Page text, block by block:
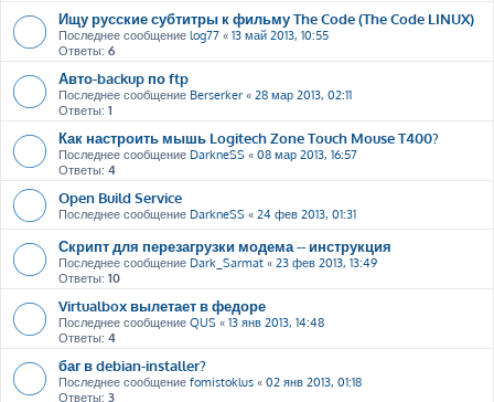
Ищу русские субтитры к фильму The Code (The Code LINUX)
Последнее сообщение log77 « 13 май 2013, 10:55
Ответы: 6
Авто-backup по ftp
Последнее сообщение Berserker « 28 мар 2013, 02:11
Ответы: 1
Как настроить мышь Logitech Zone Touch Mouse T400?
Последнее сообщение DarkneSS « 08 мар 2013, 16:57
Ответы: 4
Open Build Service
Последнее сообщение DarkneSS « 24 фев 2013, 01:31
Скрипт для перезагрузки модема -- инструкция
Последнее сообщение Dark_Sarmat « 23 фев 2013, 13:49
Ответы: 10
Virtualbox вылетает в федоре
Последнее сообщение QUS « 13 янв 2013, 14:48
Ответы: 4
баг в debian-installer?
Последнее сообщение fomistoklus « 02 янв 2013, 01:18
Ответы: 3